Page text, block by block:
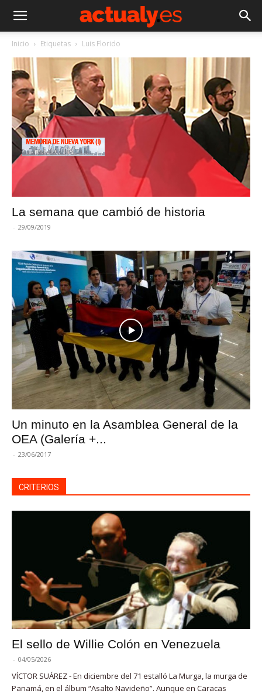
Inicio Etiquetas Luis Florido
La semana que cambió de historia
- 29/09/2019
Un minuto en la Asamblea General de la
OEA (Galería +...
- 23/06/2017
CRITERIOS
El sello de Willie Colón en Venezuela
- 04/05/2026
VÍCTOR SUÁREZ - En diciembre del 71 estalló La Murga, la murga de
Panamá, en el álbum “Asalto Navideño”. Aunque en Caracas